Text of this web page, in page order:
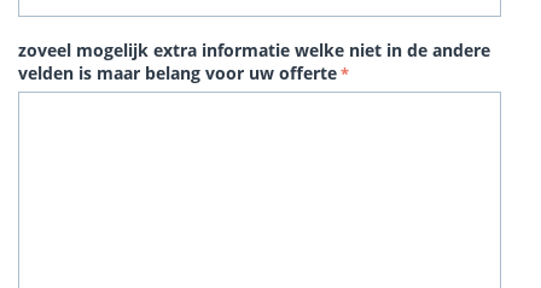
zoveel mogelijk extra informatie welke niet in de andere
velden is maar belang voor uw offerte